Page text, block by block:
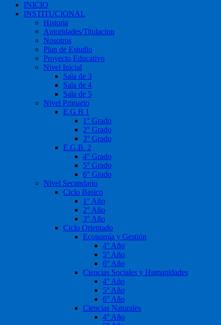
INICIO
INSTITUCIONAL
Historia
Autoridades/Titulacion
Nosotros
Plan de Estudio
Proyecto Educativo
Nivel Inicial
Sala de 3
Sala de 4
Sala de 5
Nivel Primario
E.G.B 1
1° Grado
2° Grado
3° Grado
E.G.B. 2
4° Grado
5° Grado
6° Grado
Nivel Secundario
Ciclo Basico
1° Año
2° Año
3° Año
Ciclo Orientado
Economía y Gestión
4° Año
5° Año
6° Año
Ciencias Sociales y Humanidades
4° Año
5° Año
6° Año
Ciencias Naturales
4° Año